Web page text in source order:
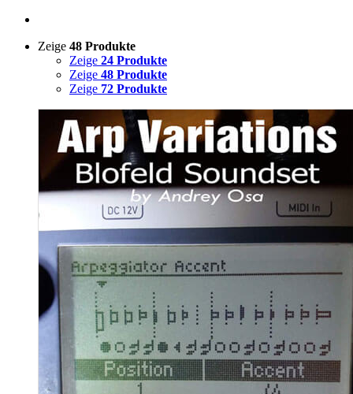
Zeige 48 Produkte
Zeige 24 Produkte
Zeige 48 Produkte
Zeige 72 Produkte